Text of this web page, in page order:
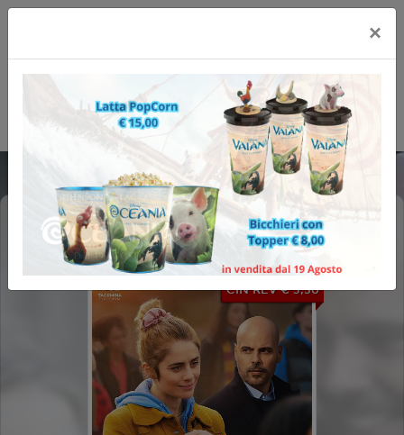
PICCOLO MIRACOLO
CIN REV € 3,50
×